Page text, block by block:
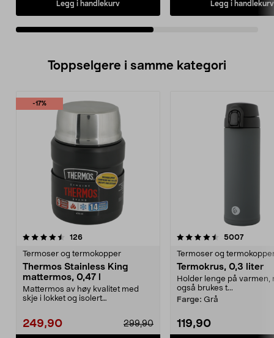
Legg i handlekurv Legg i handlekurv
Toppselgere i samme kategori
-17%
126anmeldelser
Termoser og termokopper
Thermos Stainless King
mattermos, 0,47 l
Mattermos av høy kvalitet med
skje i lokket og isolert
249,90 299,90
4.5 av 5 stjerner 5007
Termoser og
Termokrus, 0,3 liter
Holder lenge på varmen,
også brukes t...
Farge: Grå
119,90
4.5 av 5 stjerner